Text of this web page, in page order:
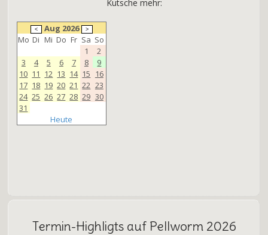
Kutsche mehr:
Aug 2026
Mo Di Mi Do Fr Sa So
1
2
3
4 5 6 7 8
9
10 11 12 13 14 15 16
17 18 19 20 21 22 23
24 25 26 27 28 29 30
31
Heute
Termin-Highligts auf Pellworm 2026